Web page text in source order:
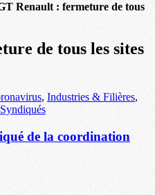
Renault : fermeture de tous
de tous les sites
, Industries & Filières,
Syndiqués
de la coordination